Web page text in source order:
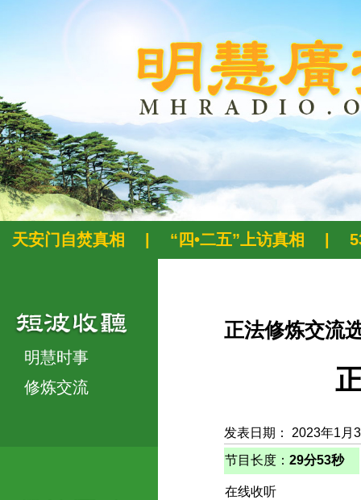
天安门自焚真相 “四•二五”上访真相
明慧时事
修炼交流
正法修炼交流
发表日期： 2023年1月
节目长度： 29分53秒
在线收听